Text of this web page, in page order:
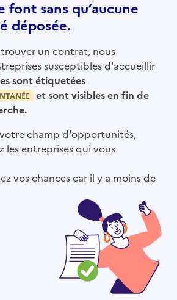
font sans qu’aucune
déposée.
trouver un contrat, nous
susceptibles d'accueillir
sont étiquetées
et sont visibles en fin de
champ d'opportunités,
les entreprises qui vous
vos chances car il y a moins de